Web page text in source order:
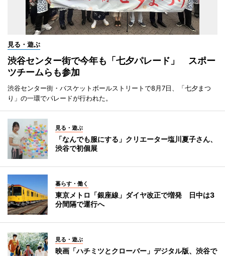
見る・遊ぶ
渋谷センター街で今年も「七夕パレード」 スポー
ツチームらも参加
渋谷センター街・バスケットボールストリートで8月7日、「七夕まつ
り」の一環でパレードが行われた。
見る・遊ぶ
「なんでも服にする」クリエーター塩川夏子さん、
渋谷で初個展
暮らす・働く
東京メトロ「銀座線」ダイヤ改正で増発 日中は3
分間隔で運行へ
見る・遊ぶ
映画「ハチミツとクローバー」デジタル版、渋谷で